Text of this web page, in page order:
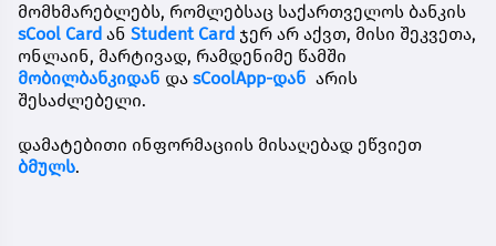
მომხმარებლებს, რომლებსაც საქართველოს ბანკის
sCool Card ან Student Card ჯერ არ აქვთ, მისი შეკვეთა,
ონლაინ, მარტივად, რამდენიმე წამში
მობილბანკიდან და sCoolApp-დან არის
შესაძლებელი.
დამატებითი ინფორმაციის მისაღებად ეწვიეთ
ბმულს.